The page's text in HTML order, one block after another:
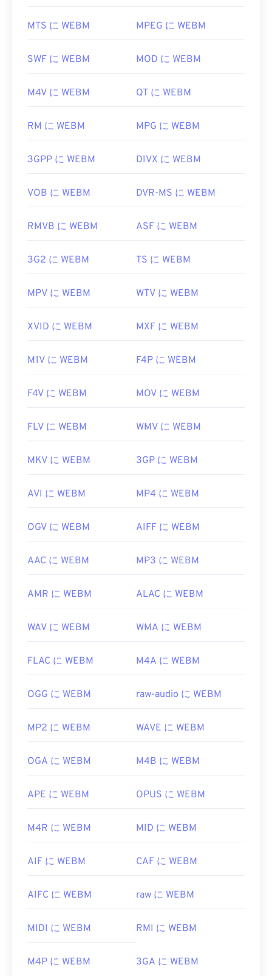
としては、Windows Media Player、Awave Studio
開発元: ISO/IEC
Moving Pictures Experts
初回リリース:1993年
役立つリンク:
1_Audio_Layer_I
1.html
ればいいですか?
VLCメディアプレーヤー と MPlayerは、どのオペレ
ーティングシステム（OS）でもWEBMファイルを
した他の選択肢としては、Microsoft Windows OS
があります。
れていません。そのため、コーデックは別途インス
ラウザはWEBMファイルをサポートしています。
初回リリース:2010
https://tools.google.com/dlpage/webmmf/
MTS に WEBM MPEG に WEBM
SWF に WEBM MOD に WEBM
M4V に WEBM QT に WEBM
RM に WEBM MPG に WEBM
3GPP に WEBM DIVX に WEBM
VOB に WEBM DVR-MS に WEBM
RMVB に WEBM ASF に WEBM
3G2 に WEBM TS に WEBM
MPV に WEBM WTV に WEBM
XVID に WEBM MXF に WEBM
M1V に WEBM F4P に WEBM
F4V に WEBM MOV に WEBM
FLV に WEBM WMV に WEBM
MKV に WEBM 3GP に WEBM
AVI に WEBM MP4 に WEBM
OGV に WEBM AIFF に WEBM
AAC に WEBM MP3 に WEBM
AMR に WEBM ALAC に WEBM
WAV に WEBM WMA に WEBM
FLAC に WEBM M4A に WEBM
OGG に WEBM raw-audio に WEBM
MP2 に WEBM WAVE に WEBM
OGA に WEBM M4B に WEBM
APE に WEBM OPUS に WEBM
M4R に WEBM MID に WEBM
AIF に WEBM CAF に WEBM
AIFC に WEBM raw に WEBM
MIDI に WEBM RMI に WEBM
M4P に WEBM 3GA に WEBM